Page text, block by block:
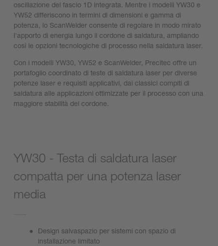
oscillazione del fascio 1D integrata. Mentre i modelli YW30 e
YW52 differiscono in termini di dimensioni e gamma di
potenza, lo ScanWelder consente di regolare in modo mirato
l'apporto di energia lungo il cordone di saldatura, ampliando
così le opzioni tecnologiche di processo nella saldatura laser.
Con i modelli YW30, YW52 e ScanWelder, Precitec offre un
portafoglio coordinato di teste di saldatura laser per diverse
potenze laser e requisiti applicativi, dai classici compiti di
saldatura alle applicazioni ottimizzate per il processo con una
maggiore stabilità del cordone.
YW30 - Testa di saldatura laser
compatta per una potenza laser
media
Design salvaspazio per sistemi con spazio di
installazione limitato